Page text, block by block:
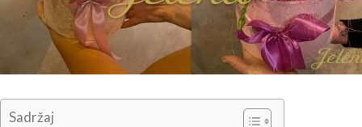
Sadržaj